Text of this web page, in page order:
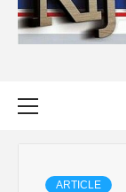
ARTICLE